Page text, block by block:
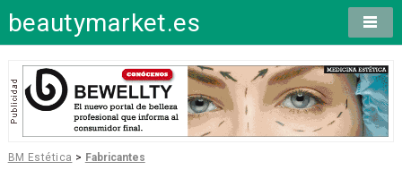
beautymarket.es
BM Estética > Fabricantes